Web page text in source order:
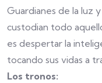
Guardianes de la luz
custodian todo
es despertar la
tocando sus vidas a
Los tronos: